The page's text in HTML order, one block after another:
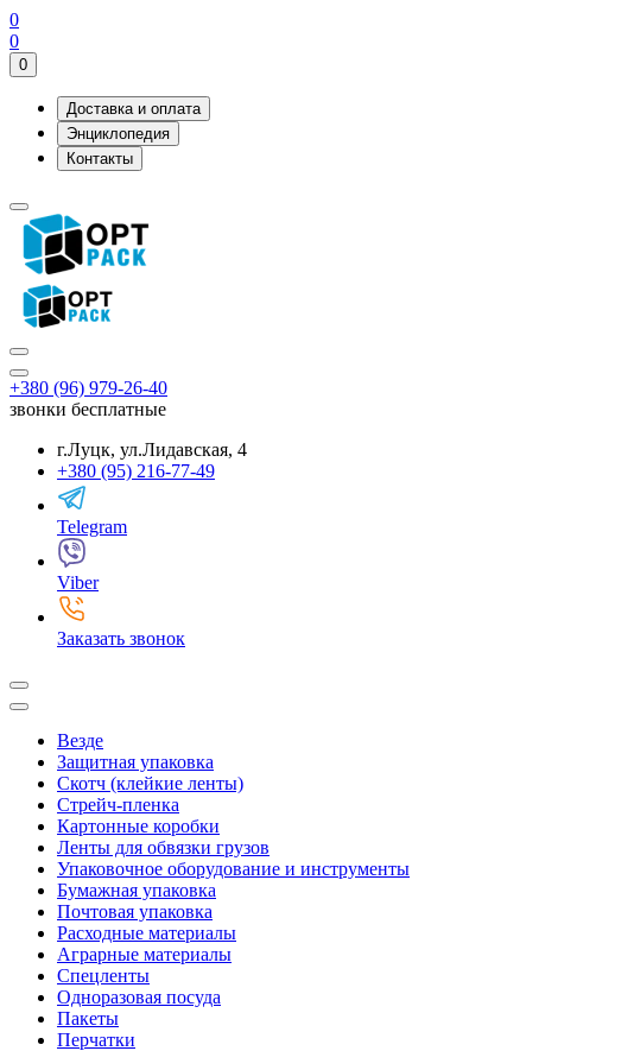
0
0
0
Доставка и оплата
Энциклопедия
Контакты
+380 (96) 979-26-40
звонки бесплатные
г.Луцк, ул.Лидавская, 4
+380 (95) 216-77-49
Telegram
Viber
Заказать звонок
Везде
Защитная упаковка
Скотч (клейкие ленты)
Стрейч-пленка
Картонные коробки
Ленты для обвязки грузов
Упаковочное оборудование и инструменты
Бумажная упаковка
Почтовая упаковка
Расходные материалы
Аграрные материалы
Спецленты
Одноразовая посуда
Пакеты
Перчатки